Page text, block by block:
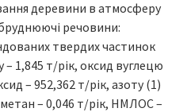
деревини в атмосферу
речовини:
твердих частинок
– 1,845 т/рік, оксид вуглецю
– 952,362 т/рік, азоту (1)
– 0,046 т/рік, НМЛОС –